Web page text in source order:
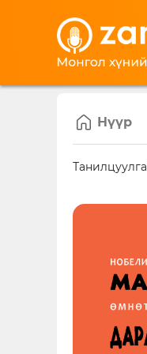
Нүүр
Танилцуулга